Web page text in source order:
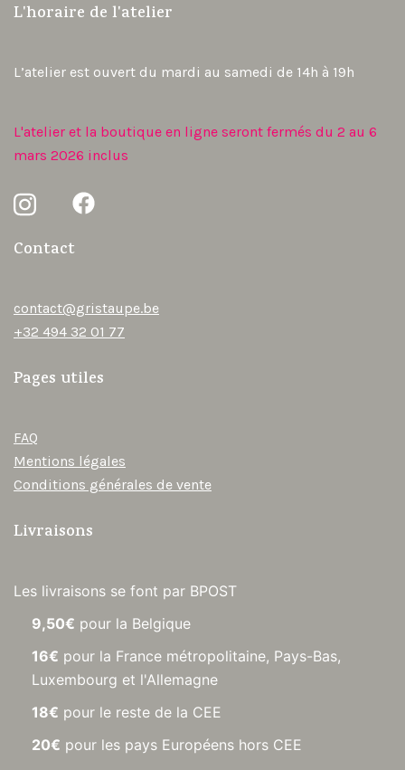
L'horaire de l'atelier
L’atelier est ouvert du mardi au samedi de 14h à 19h
L'atelier et la boutique en ligne seront fermés du 2 au 6
mars 2026 inclus
Contact
contact@gristaupe.be
+32 494 32 01 77
Pages utiles
FAQ
Mentions légales
Conditions générales de vente
Livraisons
Les livraisons se font par BPOST
9,50€ pour la Belgique
16€ pour la France métropolitaine, Pays-Bas,
Luxembourg et l'Allemagne
18€ pour le reste de la CEE
20€ pour les pays Européens hors CEE